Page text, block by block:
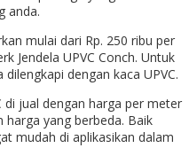
anda.
mulai dari Rp. 250 ribu per
Jendela UPVC Conch. Untuk
dengan kaca UPVC.
di jual dengan harga per meter
harga yang berbeda. Baik
mudah di aplikasikan dalam